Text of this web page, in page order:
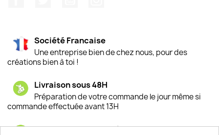
Société Francaise
Une entreprise bien de chez nous, pour des
créations bien à toi !
Livraison sous 48H
Préparation de votre commande le jour même si
commande effectuée avant 13H
Satisfaction de nos clients